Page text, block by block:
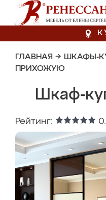
ГЛАВНАЯ → ШКАФЫ-
ПРИХОЖУЮ
Шкаф-
Рейтинг: